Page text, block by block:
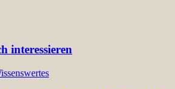
interessieren